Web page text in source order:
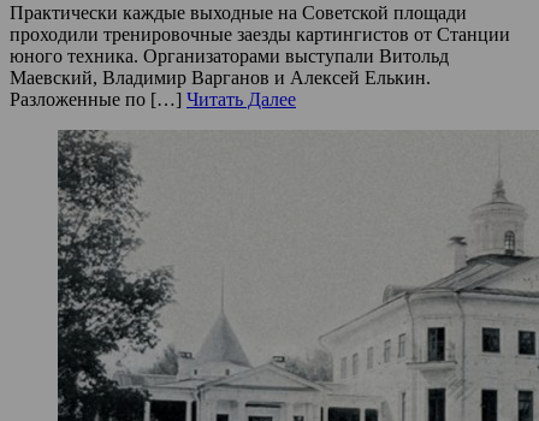
Практически каждые выходные на Советской площади
проходили тренировочные заезды картингистов от Станции
юного техника. Организаторами выступали Витольд
Маевский, Владимир Варганов и Алексей Елькин.
Разложенные по […] Читать Далее